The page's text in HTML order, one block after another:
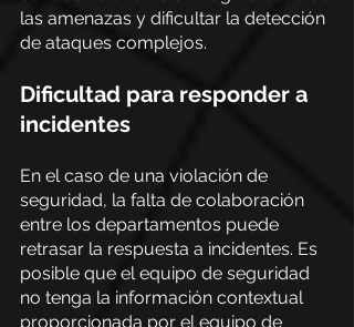
las amenazas y dificultar la detección
de ataques complejos.
Dificultad para responder a
incidentes
En el caso de una violación de
seguridad, la falta de colaboración
entre los departamentos puede
retrasar la respuesta a incidentes. Es
posible que el equipo de seguridad
no tenga la información contextual
proporcionada por el equipo de